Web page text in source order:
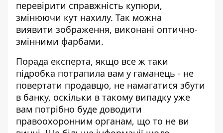
перевірити справжність купюри,
змінюючи кут нахилу. Так можна
виявити зображення, виконані оптично-
змінними фарбами.
Порада експерта, якщо все ж таки
підробка потрапила вам у гаманець - не
повертати продавцю, не намагатися збути
в банку, оскільки в такому випадку уже
вам потрібно буде доводити
правоохоронним органам, що то не ви